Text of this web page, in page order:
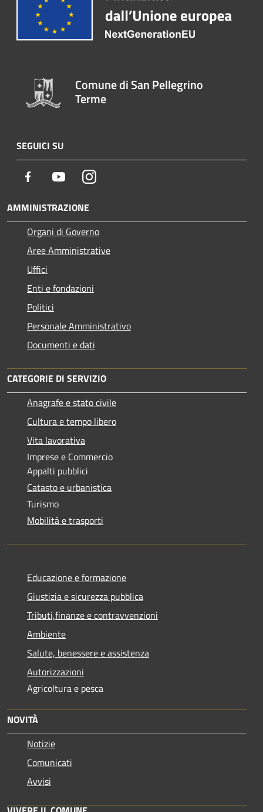
Comune di San Pellegrino
Terme
SEGUICI SU
Facebook YoutubeInstagram
AMMINISTRAZIONE
Organi di Governo
Aree Amministrative
Uffici
Enti e fondazioni
Politici
Personale Amministrativo
Documenti e dati
CATEGORIE DI SERVIZIO
Anagrafe e stato civile
Cultura e tempo libero
Vita lavorativa
Imprese e Commercio
Appalti pubblici
Catasto e urbanistica
Turismo
Mobilità e trasporti
Educazione e formazione
Giustizia e sicurezza pubblica
Tributi,finanze e contravvenzioni
Ambiente
Salute, benessere e assistenza
Autorizzazioni
Agricoltura e pesca
NOVITÀ
Notizie
Comunicati
Avvisi